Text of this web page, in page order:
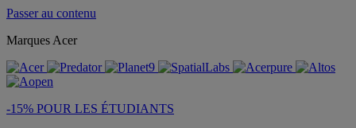
Passer au contenu
Marques Acer
-15% POUR LES ÉTUDIANTS